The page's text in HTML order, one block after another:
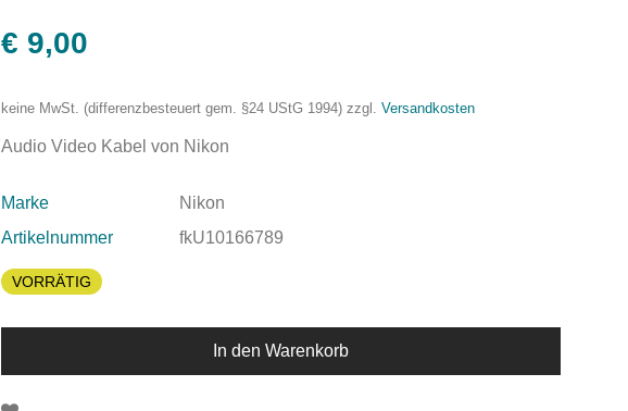
€ 9,00
keine MwSt. (differenzbesteuert gem. §24 UStG 1994) zzgl. Versandkosten
Audio Video Kabel von Nikon
Marke
Nikon
Artikelnummer
fkU10166789
VORRÄTIG
In den Warenkorb